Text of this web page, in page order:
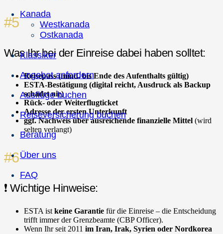
Kanada
Westkanada
Ostkanada
Klassiker
Angebot anfordern
Ausflüge buchen
Reiseversicherung buchen
Beratung
Über uns
FAQ
#5
Was Ihr bei der Einreise dabei haben solltet:
Reisepass (mind. bis Ende des Aufenthalts gültig)
ESTA-Bestätigung (digital reicht, Ausdruck als Backup
schadet nie)
Rück- oder Weiterflugticket
Adresse der ersten Unterkunft
ggf. Nachweis über ausreichende finanzielle Mittel (wird
selten verlangt)
#6
❗ Wichtige Hinweise:
ESTA ist keine Garantie für die Einreise – die Entscheidung
trifft immer der Grenzbeamte (CBP Officer).
Wenn Ihr seit 2011 im Iran, Irak, Syrien oder Nordkorea